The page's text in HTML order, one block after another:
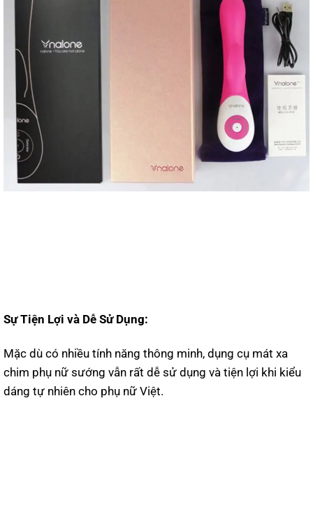
Sự Tiện Lợi và Dễ Sử Dụng:
Mặc dù có nhiều tính năng thông minh, dụng cụ mát xa
chim phụ nữ sướng vẫn rất dễ sử dụng và tiện lợi khi kiểu
dáng tự nhiên cho phụ nữ Việt.